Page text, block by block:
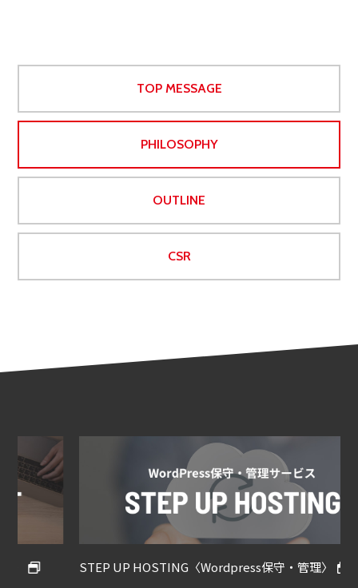
TOP MESSAGE
PHILOSOPHY
OUTLINE
CSR
STEP UP HOSTING〈Wordpress保守・管理〉